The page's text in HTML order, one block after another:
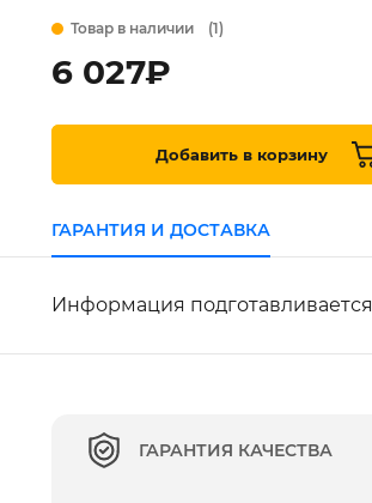
Товар в наличии (1)
6 027₽
Добавить в корзину
ГАРАНТИЯ И ДОСТАВКА
Информация подготавливается
ГАРАНТИЯ КАЧЕСТВА